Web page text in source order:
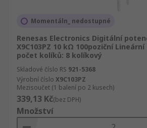
Momentáln_ nedostupné
Renesas Electronics Digitální
X9C103PZ 10 kΩ 100poziční Lineární
počet kolíků: 8 kolíkový
Skladové číslo RS 921-5368
Výrobní číslo X9C103PZ
Mezisoučet (1 balení po 2 kusech)
339,13 Kč(bez DPH)
Množství